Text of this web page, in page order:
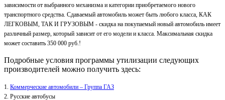
зависимости от выбранного механизма и категории приобретаемого нового
транспортного средства. Сдаваемый автомобиль может быть любого класса, КАК
ЛЕГКОВЫМ, ТАК И ГРУЗОВЫМ - скидка на покупаемый новый автомобиль имеет
различный размер, который зависит от его модели и класса. Максимальная скидка
может составить 350 000 руб.!
Подробные условия программы утилизации следующих
производителей можно получить здесь:
1. Коммерческие автомобили – Группа ГАЗ
2. Русские автобусы